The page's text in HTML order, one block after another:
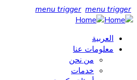
menu trigger menu trigger
العربية
معلومات عنا
من نحن
خدمات